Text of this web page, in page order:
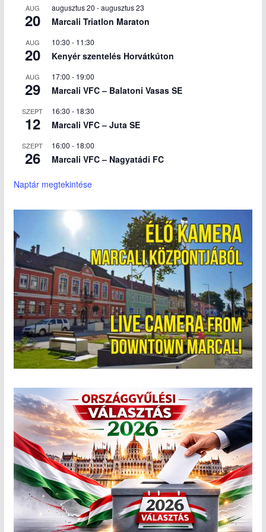
AUG
20
augusztus 20 -augusztus 23
Marcali Triatlon Maraton
AUG
20
10:30 - 11:30
Kenyér szentelés Horvátkúton
AUG
29
17:00 - 19:00
Marcali VFC – Balatoni Vasas SE
SZEPT
12
16:30 - 18:30
Marcali VFC – Juta SE
SZEPT
26
16:00 - 18:00
Marcali VFC – Nagyatádi FC
Naptár megtekintése